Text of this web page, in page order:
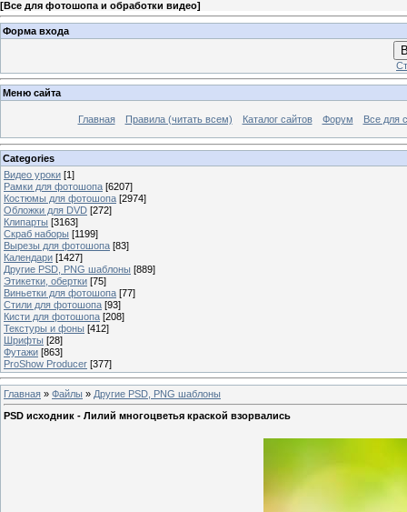
[Все для фотошопа и обработки видео]
Форма входа
Меню сайта
Главная Правила (читать всем) Каталог сайтов Форум Все для
Categories
Видео уроки [1]
Рамки для фотошопа [6207]
Костюмы для фотошопа [2974]
Обложки для DVD [272]
Клипарты [3163]
Скраб наборы [1199]
Вырезы для фотошопа [83]
Календари [1427]
Другие PSD, PNG шаблоны [889]
Этикетки, обертки [75]
Виньетки для фотошопа [77]
Стили для фотошопа [93]
Кисти для фотошопа [208]
Текстуры и фоны [412]
Шрифты [28]
Футажи [863]
ProShow Producer [377]
Главная » Файлы » Другие PSD, PNG шаблоны
PSD исходник - Лилий многоцветья краской взорвались